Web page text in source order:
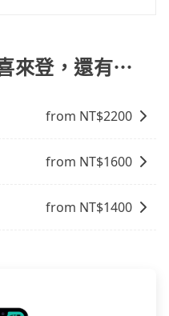
費用。但如果您需要
地點，就可能會需要
來登，還有⋯
from NT$2200
from NT$1600
from NT$1400